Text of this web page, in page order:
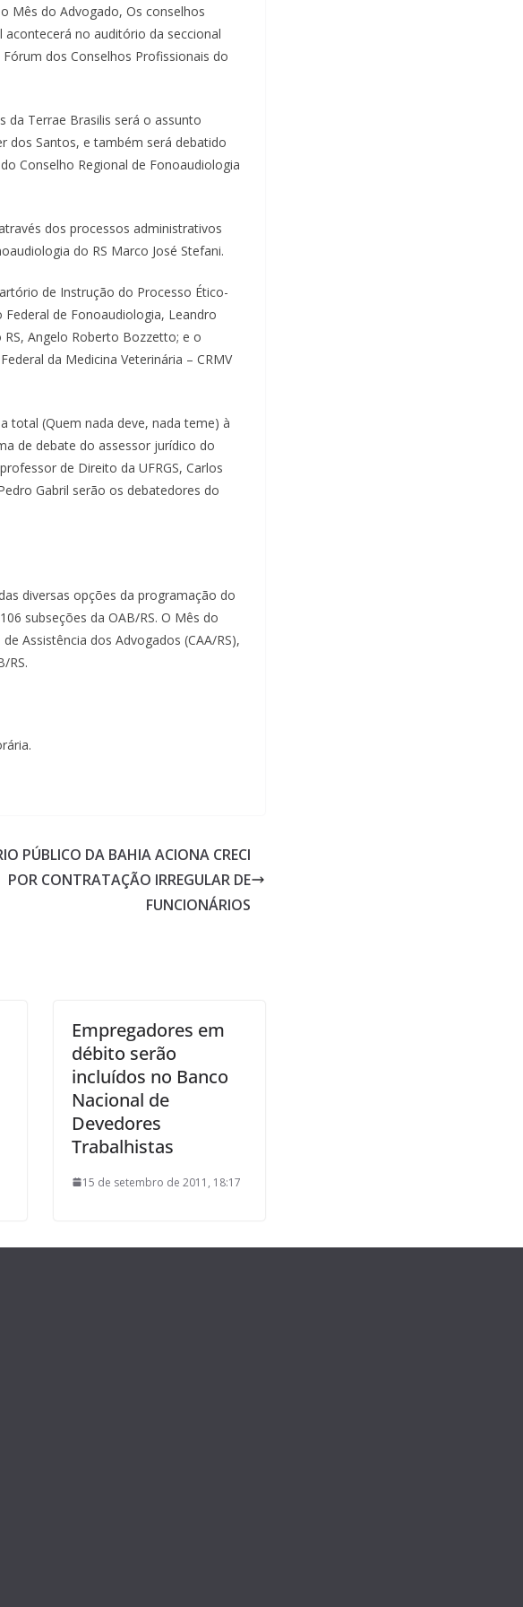
Mês do Advogado, Os conselhos
no auditório da seccional
dos Conselhos Profissionais do
da Terrae Brasilis será o assunto
dos Santos, e também será debatido
Conselho Regional de Fonoaudiologia
dos processos administrativos
do RS Marco José Stefani.
de Instrução do Processo Ético-
Federal de Fonoaudiologia, Leandro
Angelo Roberto Bozzetto; e o
da Medicina Veterinária – CRMV
total (Quem nada deve, nada teme) à
de debate do assessor jurídico do
de Direito da UFRGS, Carlos
Gabril serão os debatedores do
diversas opções da programação do
subseções da OAB/RS. O Mês do
Assistência dos Advogados (CAA/RS),
RS.
PÚBLICO DA BAHIA ACIONA CRECI
POR CONTRATAÇÃO IRREGULAR DE
FUNCIONÁRIOS
Empregadores em
débito serão
incluídos no Banco
Nacional de
Devedores
Trabalhistas
15 de setembro de 2011, 18:17